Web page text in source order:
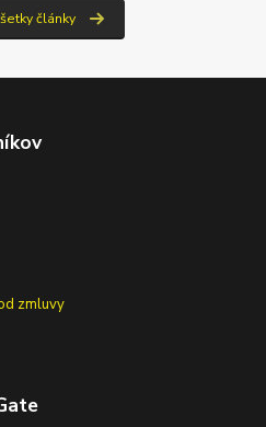
články
zmluvy